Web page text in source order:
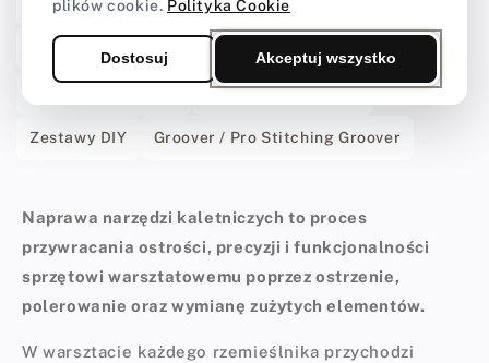
Narzędzia do tłoczenia i zdobienia skóry
Wood Slicker Wybijaki do otworów pod szew
Igły do szycia skóry
Zestawy DIY Groover / Pro Stitching Groover
Naprawa narzędzi kaletniczych to proces
przywracania ostrości, precyzji i funkcjonalności
sprzętowi warsztatowemu poprzez ostrzenie,
polerowanie oraz wymianę zużytych elementów.
W warsztacie każdego rzemieślnika przychodzi
plików cookie. Polityka Cookie
Dostosuj Akceptuj wszystko